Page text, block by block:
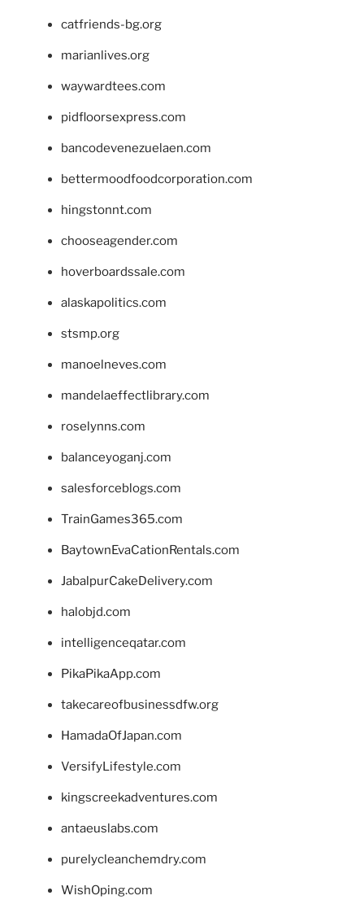
catfriends-bg.org
marianlives.org
waywardtees.com
pidfloorsexpress.com
bancodevenezuelaen.com
bettermoodfoodcorporation.com
hingstonnt.com
chooseagender.com
hoverboardssale.com
alaskapolitics.com
stsmp.org
manoelneves.com
mandelaeffectlibrary.com
roselynns.com
balanceyoganj.com
salesforceblogs.com
TrainGames365.com
BaytownEvaCationRentals.com
JabalpurCakeDelivery.com
halobjd.com
intelligenceqatar.com
PikaPikaApp.com
takecareofbusinessdfw.org
HamadaOfJapan.com
VersifyLifestyle.com
kingscreekadventures.com
antaeuslabs.com
purelycleanchemdry.com
WishOping.com